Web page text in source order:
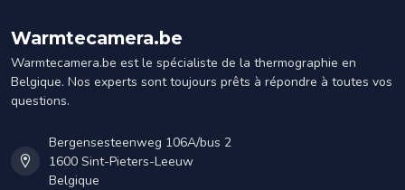
Warmtecamera.be
Warmtecamera.be est le spécialiste de la thermographie en
Belgique. Nos experts sont toujours prêts à répondre à toutes vos
questions.
Bergensesteenweg 106A/bus 2
1600 Sint-Pieters-Leeuw
Belgique